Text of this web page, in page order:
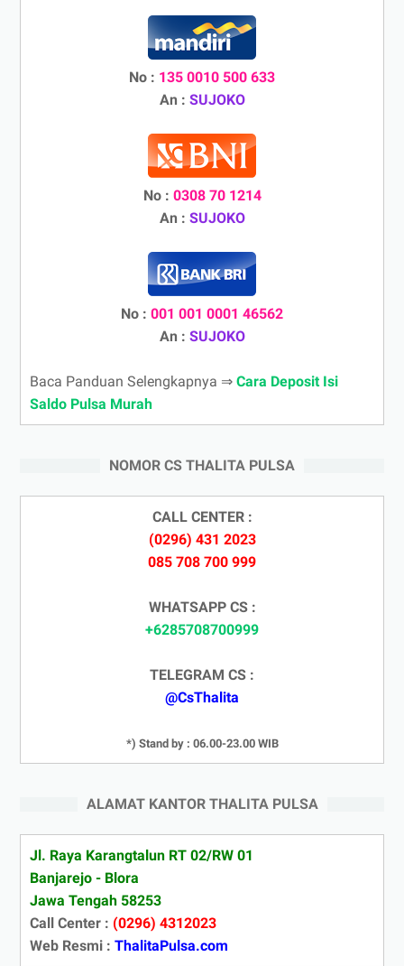
No : 135 0010 500 633
An : SUJOKO
No : 0308 70 1214
An : SUJOKO
No : 001 001 0001 46562
An : SUJOKO
Baca Panduan Selengkapnya ⇒ Cara Deposit Isi
Saldo Pulsa Murah
NOMOR CS THALITA PULSA
CALL CENTER :
(0296) 431 2023
085 708 700 999
WHATSAPP CS :
+6285708700999
TELEGRAM CS :
@CsThalita
*) Stand by : 06.00-23.00 WIB
ALAMAT KANTOR THALITA PULSA
Jl. Raya Karangtalun RT 02/RW 01
Banjarejo - Blora
Jawa Tengah 58253
Call Center : (0296) 4312023
Web Resmi : ThalitaPulsa.com